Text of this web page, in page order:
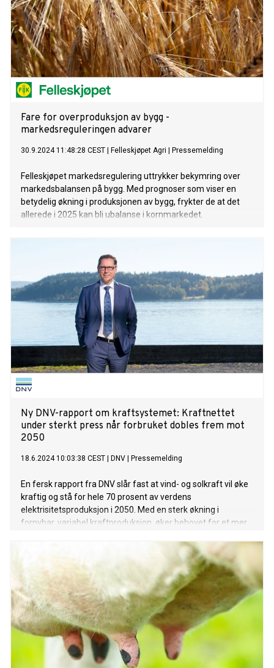
Fare for overproduksjon av bygg -
markedsreguleringen advarer
30.9.2024 11:48:28 CEST Felleskjøpet Agri Pressemelding
Felleskjøpet markedsregulering uttrykker bekymring over
markedsbalansen på bygg. Med prognoser som viser en
betydelig økning i produksjonen av bygg, frykter de at det
allerede i 2025 kan bli ubalanse i kornmarkedet.
Ny DNV-rapport om kraftsystemet: Kraftnettet
under sterkt press når forbruket dobles frem mot
2050
18.6.2024 10:03:38 CEST DNV Pressemelding
En fersk rapport fra DNV slår fast at vind- og solkraft vil øke
kraftig og stå for hele 70 prosent av verdens
elektrisitetsproduksjon i 2050. Med en sterk økning i
fornybar, variabel kraftproduksjon, øker behovet for et mer
utbygging, digitalisering og tilpasninger av nettet.